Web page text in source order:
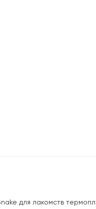
для лакомств